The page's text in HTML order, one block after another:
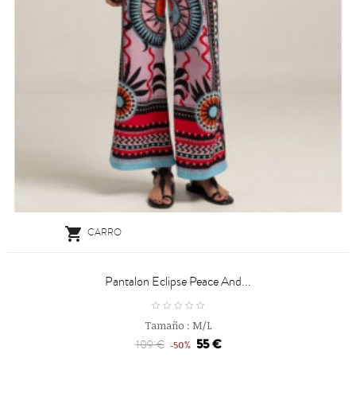
 CARRO
Pantalon Eclipse Peace And...
Tamaño : M/L
109 € -50% 55 €